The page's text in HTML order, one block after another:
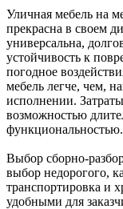
Уличная мебель на
прекрасна в своем
универсальна,
устойчивость к
погодное
мебель легче, чем,
исполнении.
возможностью
функциональностью.
Выбор сборно-
выбор недорогого,
транспортировка и
удобными для